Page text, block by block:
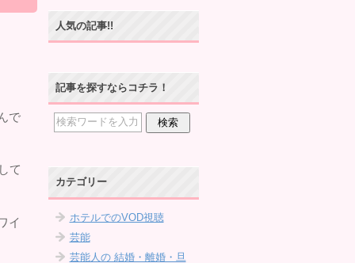
で
て
イ
人気の記事!!
記事を探すならコチラ！
カテゴリー
ホテルでのVOD視聴
芸能
芸能人の 結婚・離婚・旦